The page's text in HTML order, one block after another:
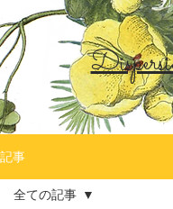
記事
全ての記事